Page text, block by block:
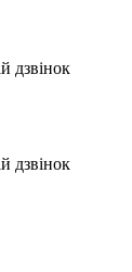
дзвінок
дзвінок